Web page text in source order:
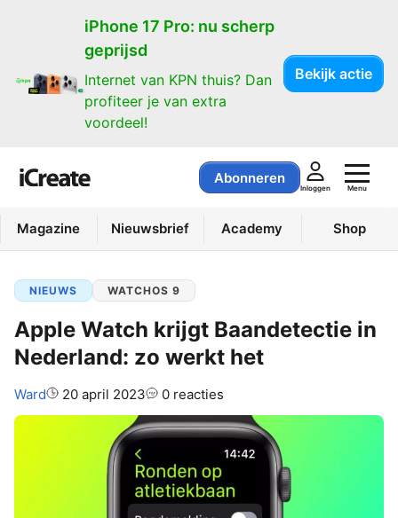
iPhone 17 Pro: nu scherp
geprijsd
Internet van KPN thuis? Dan
profiteer je van extra
voordeel!
Bekijk actie
Abonneren
Inloggen Menu
Magazine Nieuwsbrief Academy Shop
NIEUWS WATCHOS 9
Apple Watch krijgt Baandetectie in
Nederland: zo werkt het
Auteur:
Ward 20 april 2023 0 reacties